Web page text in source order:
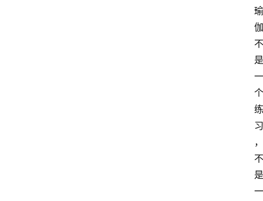
瑜
伽
不
是
一
个
练
习
，
不
是
一